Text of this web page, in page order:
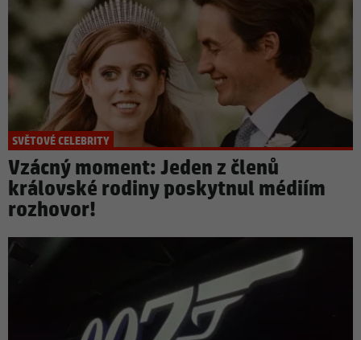
SVĚTOVÉ CELEBRITY
Vzácný moment: Jeden z členů
královské rodiny poskytnul médiím
rozhovor!